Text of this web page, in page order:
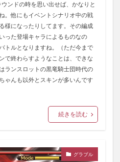
ンドの時を思い出せば、かなりと
。他にもイベントシナリオ中の戦
様になったりしてます。その編成
った登場キャラによるものなの
トルとなりますね。（ただ今まで
で終わらすようなことは、できな
ランスロットの黒竜騎士団時代の
ゃんも以外とスキンが多いんです
続きを読む
グラブル